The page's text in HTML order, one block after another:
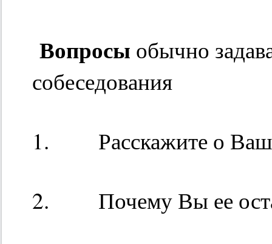
Вопросы обычно
собеседования
1. Расскажите о
2. Почему Вы ее